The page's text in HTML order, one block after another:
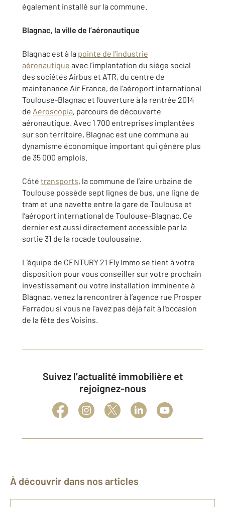
également installé sur la commune.
Blagnac, la ville de l’aéronautique
Blagnac est à la pointe de l’industrie
aéronautique avec l’implantation du siège social
des sociétés Airbus et ATR, du centre de
maintenance Air France, de l’aéroport international
Toulouse-Blagnac et l'ouverture à la rentrée 2014
de Aeroscopia, parcours de découverte
aéronautique. Avec 1 700 entreprises implantées
sur son territoire, Blagnac est une commune au
dynamisme économique important qui génère plus
de 35 000 emplois.
Côté transports, la commune de l’aire urbaine de
Toulouse possède sept lignes de bus, une ligne de
tram et une navette entre la gare de Toulouse et
l’aéroport international de Toulouse-Blagnac. Ce
dernier est aussi directement accessible par la
sortie 31 de la rocade toulousaine.
L’équipe de CENTURY 21 Fly Immo se tient à votre
disposition pour vous conseiller sur votre prochain
investissement ou votre installation imminente à
Blagnac, venez la rencontrer à l’agence rue Prosper
Ferradou si vous ne l'avez pas déjà fait à l'occasion
de la fête des Voisins.
Suivez l’actualité immobilière et
rejoignez-nous
À découvrir dans nos articles